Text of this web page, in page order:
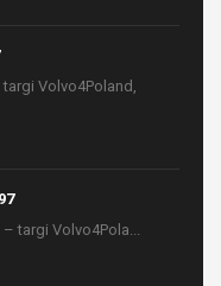
Volvo4Poland,
targi Volvo4Pola...